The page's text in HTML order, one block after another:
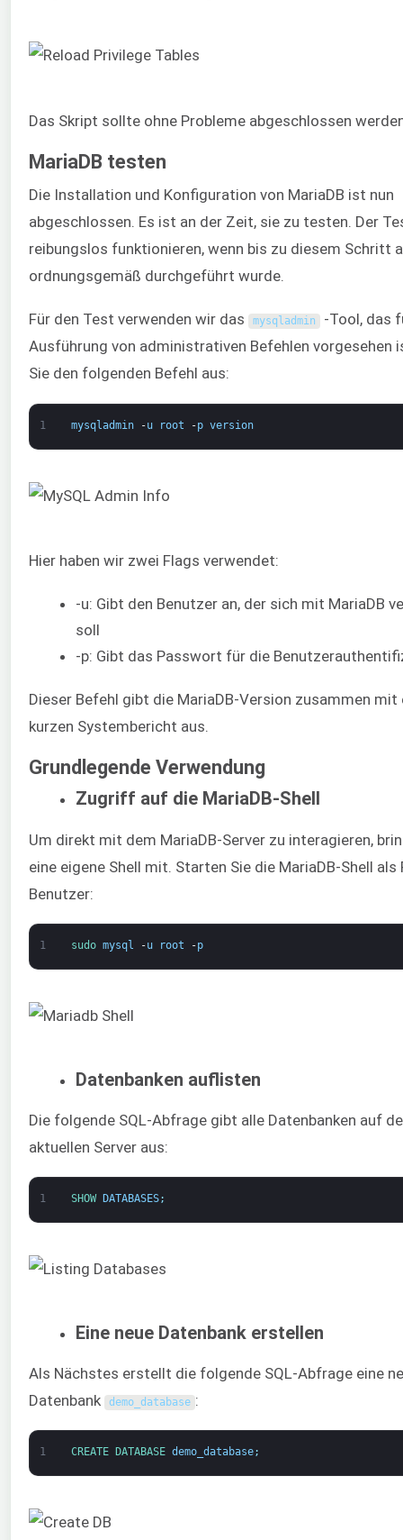
Das Skript sollte ohne Probleme abgeschlossen
MariaDB testen
Die Installation und Konfiguration von MariaDB ist nun
abgeschlossen. Es ist an der Zeit, sie zu testen. Der
reibungslos funktionieren, wenn bis zu diesem Schritt
ordnungsgemäß durchgeführt wurde.
Für den Test verwenden wir das mysqladmin -Tool, das
Ausführung von administrativen Befehlen vorgesehen
Sie den folgenden Befehl aus:
1 mysqladmin -u root -p version
Hier haben wir zwei Flags verwendet:
-u: Gibt den Benutzer an, der sich mit MariaDB
soll
-p: Gibt das Passwort für die
Dieser Befehl gibt die MariaDB-Version zusammen mit
kurzen Systembericht aus.
Grundlegende Verwendung
Zugriff auf die MariaDB-Shell
Um direkt mit dem MariaDB-Server zu interagieren,
eine eigene Shell mit. Starten Sie die MariaDB-Shell als
Benutzer:
1 sudo mysql -u root -p
Datenbanken auflisten
Die folgende SQL-Abfrage gibt alle Datenbanken auf
aktuellen Server aus:
1 SHOW DATABASES;
Eine neue Datenbank erstellen
Als Nächstes erstellt die folgende SQL-Abfrage eine
Datenbank
demo_database :
1 CREATE DATABASE demo_database;